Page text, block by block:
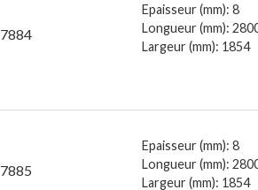
7884
Epaisseur (mm): 8
Longueur (mm):
Largeur (mm): 1854
7885
Epaisseur (mm): 8
Longueur (mm):
Largeur (mm): 1854